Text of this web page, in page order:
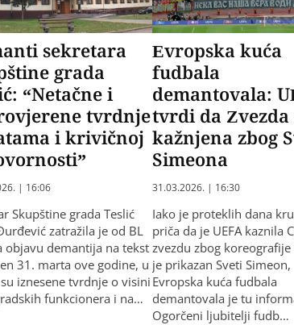
sekretara
grada
“Netačne i
tvrdnje
i krivičnoj
| 16:06
Skupštine grada Teslić
zatražila je od BL
objavu demantija na tekst
31. marta ove godine, u
iznesene tvrdnje o visini
funkcionera i na…
Evropska kuća
fudbala
demantovala:
tvrdi da
kažnjena zbog
Simeona
31.03.2026. | 16:30
Iako je proteklih dana
priča da je UEFA kaznila
zvezdu zbog
je prikazan Sveti Simeon,
Evropska kuća fudbala
demantovala je tu
Ogorčeni ljubitelji fudb…